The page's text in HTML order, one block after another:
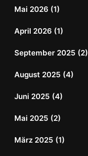
Mai 2026 (1)
April 2026 (1)
September 2025 (2)
August 2025 (4)
Juni 2025 (4)
Mai 2025 (2)
März 2025 (1)